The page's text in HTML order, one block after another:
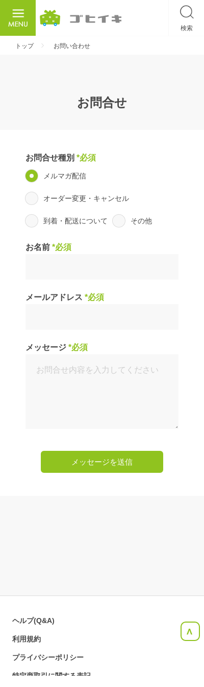
検索
トップ お問い合わせ
お問合せ
お問合せ種別 *必須
メルマガ配信
オーダー変更・キャンセル
到着・配送について その他
お名前 *必須
メールアドレス *必須
メッセージ *必須
メッセージを送信
<
ヘルプ(Q&A)
利用規約
プライバシーポリシー
特定商取引に関する表記